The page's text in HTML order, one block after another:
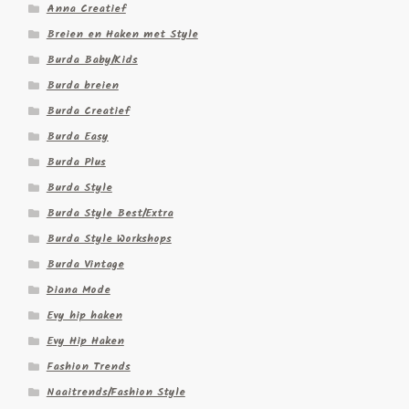
Anna Creatief
Breien en Haken met Style
Burda Baby/Kids
Burda breien
Burda Creatief
Burda Easy
Burda Plus
Burda Style
Burda Style Best/Extra
Burda Style Workshops
Burda Vintage
Diana Mode
Evy hip haken
Evy Hip Haken
Fashion Trends
Naaitrends/Fashion Style